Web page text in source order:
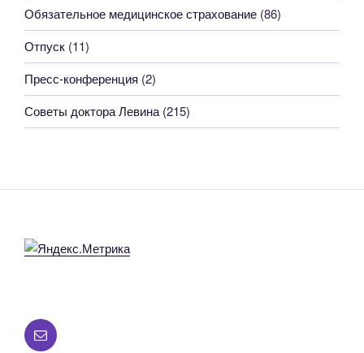
Обязательное медицинское страхование (86)
Отпуск (11)
Пресс-конференция (2)
Советы доктора Левина (215)
Все
вопросы